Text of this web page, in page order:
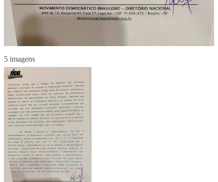
5 imagens